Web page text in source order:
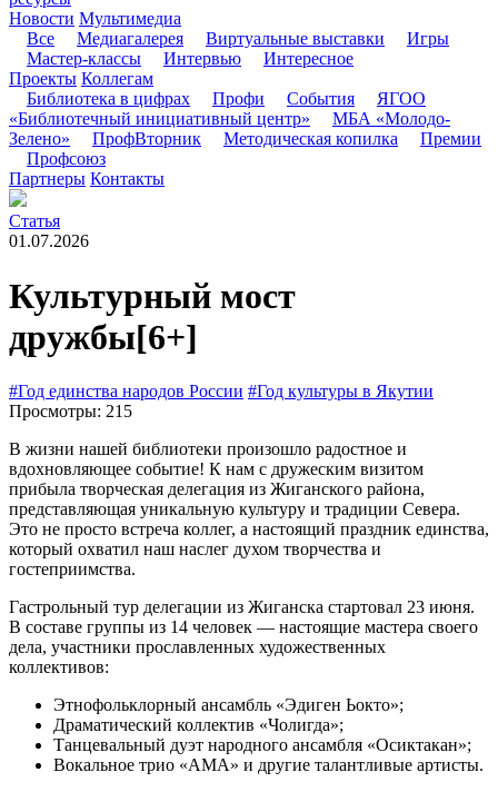
Новости Мультимедиа
Все
Медиагалерея Виртуальные выставки
Игры
Мастер-классы
Интервью
Интересное
Проекты Коллегам
Библиотека в цифрах
Профи События
ЯГОО
«Библиотечный инициативный центр»
МБА «Молодо-
Зелено»
ПрофВторник Методическая копилка
Премии
Профсоюз
Партнеры Контакты
Статья
01.07.2026
Культурный мост
дружбы[6+]
#Год единства народов России #Год культуры в Якутии
Просмотры: 215
В жизни нашей библиотеки произошло радостное и
вдохновляющее событие! К нам с дружеским визитом
прибыла творческая делегация из Жиганского района,
представляющая уникальную культуру и традиции Севера.
Это не просто встреча коллег, а настоящий праздник единства,
который охватил наш наслег духом творчества и
гостеприимства.
Гастрольный тур делегации из Жиганска стартовал 23 июня.
В составе группы из 14 человек — настоящие мастера своего
дела, участники прославленных художественных
коллективов:
Этнофольклорный ансамбль «Эдиген Ьокто»;
Драматический коллектив «Чолигда»;
Танцевальный дуэт народного ансамбля «Осиктакан»;
Вокальное трио «АМА» и другие талантливые артисты.